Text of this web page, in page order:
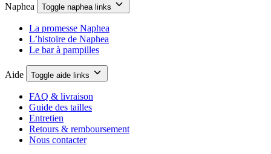
Naphea Toggle naphea links
La promesse Naphea
L’histoire de Naphea
Le bar à pampilles
Aide Toggle aide links
FAQ & livraison
Guide des tailles
Entretien
Retours & remboursement
Nous contacter